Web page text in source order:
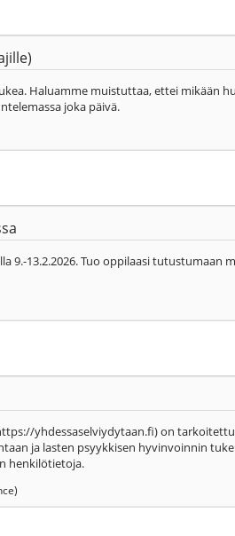
Haluamme muistuttaa, ettei mikään
joka päivä.
9.-13.2.2026. Tuo oppilaasi tutustumaan
yhdessaselviydytaan.fi) on
ja lasten psyykkisen hyvinvoinnin
henkilötietoja.